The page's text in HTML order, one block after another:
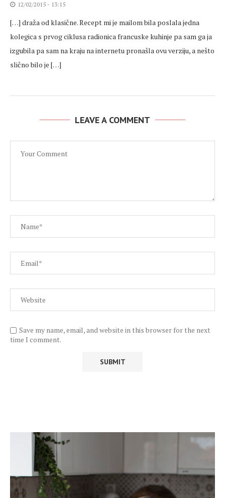
12/02/2015 - 13:15
[…] draža od klasične. Recept mi je mailom bila poslala jedna
kolegica s prvog ciklusa radionica francuske kuhinje pa sam ga ja
izgubila pa sam na kraju na internetu pronašla ovu verziju, a nešto
slično bilo je […]
LEAVE A COMMENT
Save my name, email, and website in this browser for the next
time I comment.